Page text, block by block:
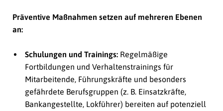
Präventive Maßnahmen setzen auf mehreren Ebenen
an:
Schulungen und Trainings: Regelmäßige
Fortbildungen und Verhaltenstrainings für
Mitarbeitende, Führungskräfte und besonders
gefährdete Berufsgruppen (z. B. Einsatzkräfte,
Bankangestellte, Lokführer) bereiten auf potenziell